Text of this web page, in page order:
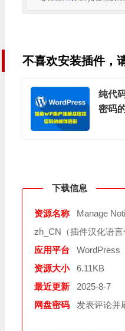
不喜欢安装插件，
纯代
密码
下载信息
资源名称
Manage
zh_CN（插件汉化语言
应用平台
WordPress
资源大小
6.11KB
最近更新
2025-8-7
网盘密码
发表评论并